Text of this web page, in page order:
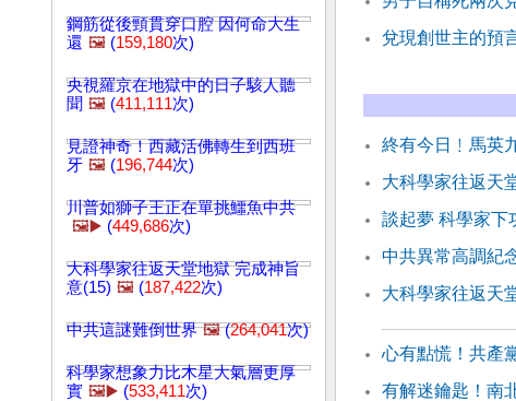
鋼筋從後頸貫穿口腔 因何命大生
還 🖼️ (159,180次)
央視羅京在地獄中的日子駭人聽
聞 🖼️ (411,111次)
見證神奇！西藏活佛轉生到西班
牙 🖼️ (196,744次)
川普如獅子王正在單挑鱷魚中共
🖼️▶️ (449,686次)
大科學家往返天堂地獄 完成神旨
意(15) 🖼️ (187,422次)
中共這謎難倒世界 🖼️(264,041次)
科學家想象力比木星大氣層更厚
實 🖼️▶️ (533,411次)
兌現創世主的預
終有今日﹗馬英
大科學家往返天
談起夢 科學家下
中共異常高調紀
大科學家往返天
心有點慌！共產
有解迷鑰匙！南